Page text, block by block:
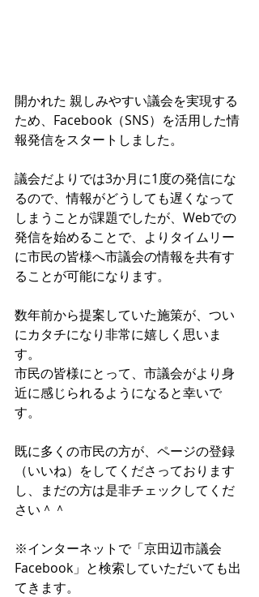
開かれた 親しみやすい議会を実現する
ため、Facebook（SNS）を活用した情
報発信をスタートしました。
議会だよりでは3か月に1度の発信にな
るので、情報がどうしても遅くなって
しまうことが課題でしたが、Webでの
発信を始めることで、よりタイムリー
に市民の皆様へ市議会の情報を共有す
ることが可能になります。
数年前から提案していた施策が、つい
にカタチになり非常に嬉しく思いま
す。
市民の皆様にとって、市議会がより身
近に感じられるようになると幸いで
す。
既に多くの市民の方が、ページの登録
（いいね）をしてくださっております
し、まだの方は是非チェックしてくだ
さい＾＾
※インターネットで「京田辺市議会
Facebook」と検索していただいても出
てきます。